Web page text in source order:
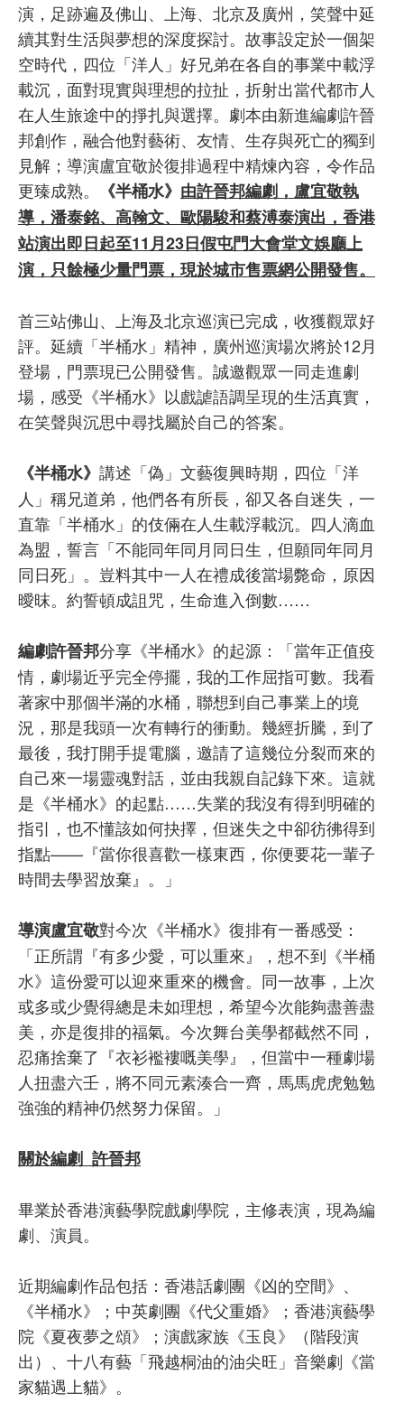
演，足跡遍及佛山、上海、北京及廣州，笑聲中延
續其對生活與夢想的深度探討。故事設定於一個架
空時代，四位「洋人」好兄弟在各自的事業中載浮
載沉，面對現實與理想的拉扯，折射出當代都市人
在人生旅途中的掙扎與選擇。劇本由新進編劇許晉
邦創作，融合他對藝術、友情、生存與死亡的獨到
見解；導演盧宜敬於復排過程中精煉內容，令作品
更臻成熟。
《半桶水》 由許晉邦編劇，盧宜敬執
導，潘泰銘、高翰文、歐陽駿和蔡溥泰演出，香港
站演出即日起至11月23日假屯門大會堂文娛廳上
演，只餘極少量門票，現於城市售票網公開發售。
首三站佛山、上海及北京巡演已完成，收獲觀眾好
評。延續「半桶水」精神，廣州巡演場次將於12月
登場，門票現已公開發售。誠邀觀眾一同走進劇
場，感受《半桶水》以戲謔語調呈現的生活真實，
在笑聲與沉思中尋找屬於自己的答案。
《半桶水》 講述「偽」文藝復興時期，四位「洋
人」稱兄道弟，他們各有所長，卻又各自迷失，一
直靠「半桶水」的伎倆在人生載浮載沉。四人滴血
為盟，誓言「不能同年同月同日生，但願同年同月
同日死」。豈料其中一人在禮成後當場斃命，原因
曖昩。約誓頓成詛咒，生命進入倒數……
編劇許晉邦分享《半桶水》的起源：「當年正值疫
情，劇場近乎完全停擺，我的工作屈指可數。我看
著家中那個半滿的水桶，聯想到自己事業上的境
況，那是我頭一次有轉行的衝動。幾經折騰，到了
最後，我打開手提電腦，邀請了這幾位分裂而來的
自己來一場靈魂對話，並由我親自記錄下來。這就
是《半桶水》的起點……失業的我沒有得到明確的
指引，也不懂該如何抉擇，但迷失之中卻彷彿得到
指點——『當你很喜歡一樣東西，你便要花一輩子
時間去學習放棄』。」
導演盧宜敬對今次《半桶水》復排有一番感受：
「正所謂『有多少愛，可以重來』，想不到《半桶
水》這份愛可以迎來重來的機會。同一故事，上次
或多或少覺得總是未如理想，希望今次能夠盡善盡
美，亦是復排的福氣。今次舞台美學都截然不同，
忍痛捨棄了『衣衫襤褸嘅美學』，但當中一種劇場
人扭盡六壬，將不同元素湊合一齊，馬馬虎虎勉勉
強強的精神仍然努力保留。」
關於編劇 許晉邦
畢業於香港演藝學院戲劇學院，主修表演，現為編
劇、演員。
近期編劇作品包括：香港話劇團《凶的空間》、
《半桶水》；中英劇團《代父重婚》；香港演藝學
院《夏夜夢之頌》；演戲家族《玉良》（階段演
出）、十八有藝「飛越桐油的油尖旺」音樂劇《當
家貓遇上貓》。